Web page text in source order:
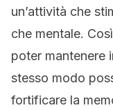
un’attività che
che mentale.
poter mantenere
stesso modo
fortificare la